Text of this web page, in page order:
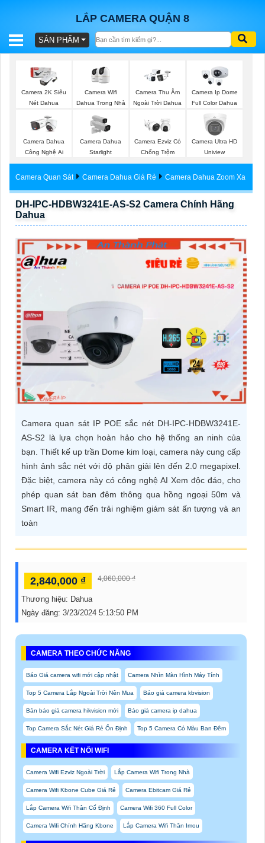
LẮP CAMERA QUẬN 8
BÁO
SẢN
TƯ
VẤN
LẮP
ĐẶT
PHỤ
KIỆN
CAMERA
TƯ
VẤN
DỊCH
VỤ
SẢN PHẨM
Camera 2K Siêu
Nét Dahua
Camera Wifi
Dahua Trong Nhà
Camera Thu Âm
Ngoài Trời Dahua
Camera Ip Dome
Full Color Dahua
Camera Dahua
Công Nghệ Ai
Camera Dahua
Starlight
Camera Ezviz Có
Chống Trộm
Camera Ultra HD
Uniview
Camera Quan Sát Camera Dahua Giá Rẻ Camera Dahua Zoom Xa
DH-IPC-HDBW3241E-AS-S2 Camera Chính Hãng
Dahua
Camera quan sát IP POE sắc nét DH-IPC-HDBW3241E-
AS-S2 là lựa chọn hoàn hảo cho hệ thống an ninh của
bạn. Thiết kế up trần Dome kim loại, camera này cung cấp
hình ảnh sắc nét với độ phân giải lên đến 2.0 megapixel.
Đặc biệt, camera này có công nghệ AI Xem độc đáo, cho
phép quan sát ban đêm thông qua hồng ngoại 50m và
Smart IR, mang đến trải nghiệm giám sát ấn tượng và an
toàn
2,840,000 ₫ 4,060,000 ₫
Thương hiệu: Dahua
Ngày đăng: 3/23/2024 5:13:50 PM
CAMERA THEO CHỨC NĂNG
Báo Giá camera wifi mới cập nhật Camera Nhìn Màn Hình Máy Tính
Top 5 Camera Lắp Ngoài Trời Nên Mua Báo giá camera kbvision
Bản báo giá camera hikvision mới Báo giá camera ip dahua
Top Camera Sắc Nét Giá Rẻ Ổn Định Top 5 Camera Có Màu Ban Đêm
CAMERA KẾT NỐI WIFI
Camera Wifi Ezviz Ngoài Trời Lắp Camera Wifi Trong Nhà
Camera Wifi Kbone Cube Giá Rẻ Camera Ebitcam Giá Rẻ
Lắp Camera Wifi Thân Cố Định Camera Wifi 360 Full Color
Camera Wifi Chính Hãng Kbone Lắp Camera Wifi Thân Imou